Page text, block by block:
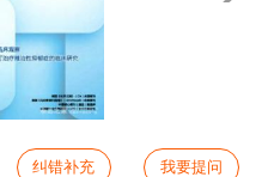
纠错补充 我要提问